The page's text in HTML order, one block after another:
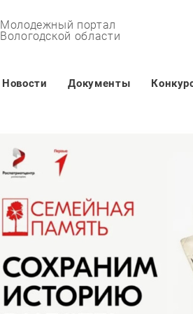
Молодежный портал
Вологодской области
Основная навигация
Новости Документы